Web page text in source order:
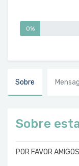
0%
Sobre
Sobre
POR FAVOR